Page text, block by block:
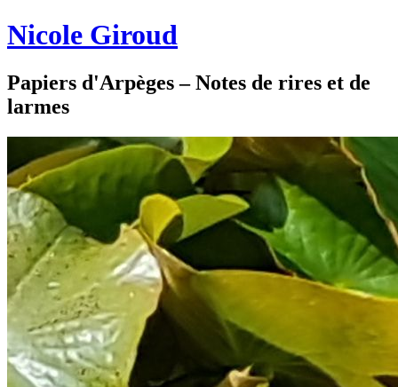
Nicole Giroud
Papiers d'Arpèges – Notes de rires et de
larmes